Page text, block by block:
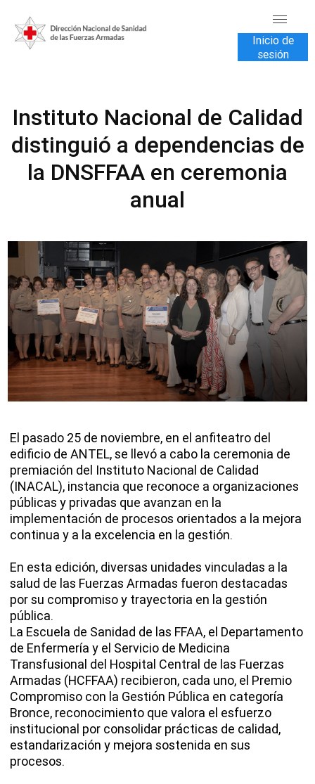
TRANSPARENCIA
VENTA DE SERVICIOS
USUARIOS
CONTÁCTENOS
Inicio de
sesión
Instituto Nacional de Calidad
distinguió a dependencias de
la DNSFFAA en ceremonia
anual
El pasado 25 de noviembre, en el anfiteatro del
edificio de ANTEL, se llevó a cabo la ceremonia de
premiación del Instituto Nacional de Calidad
(INACAL), instancia que reconoce a organizaciones
públicas y privadas que avanzan en la
implementación de procesos orientados a la mejora
continua y a la excelencia en la gestión.
En esta edición, diversas unidades vinculadas a la
salud de las Fuerzas Armadas fueron destacadas
por su compromiso y trayectoria en la gestión
pública.
La Escuela de Sanidad de las FFAA, el Departamento
de Enfermería y el Servicio de Medicina
Transfusional del Hospital Central de las Fuerzas
Armadas (HCFFAA) recibieron, cada uno, el Premio
Compromiso con la Gestión Pública en categoría
Bronce, reconocimiento que valora el esfuerzo
institucional por consolidar prácticas de calidad,
estandarización y mejora sostenida en sus
procesos.